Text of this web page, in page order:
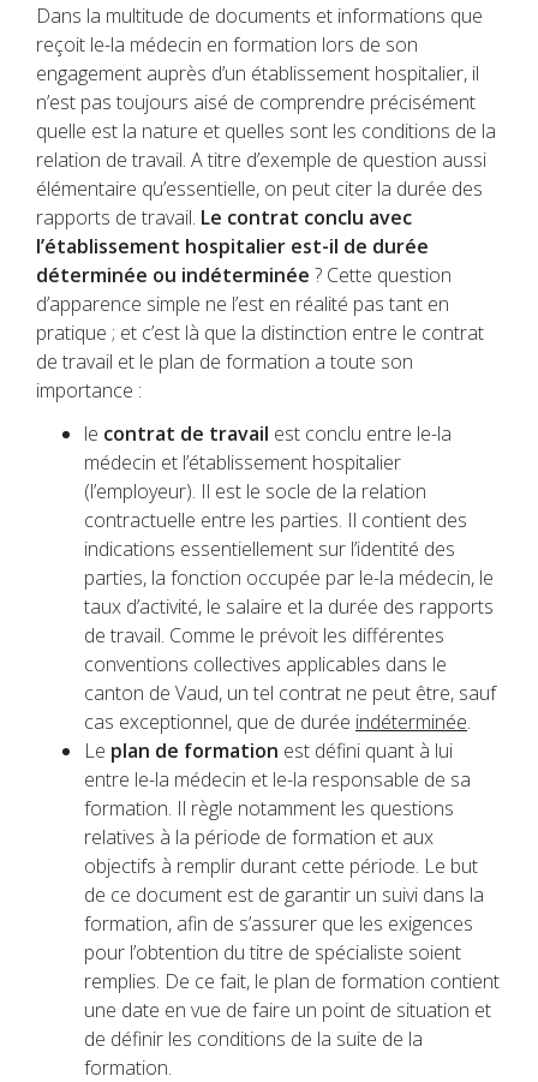
Dans la multitude de documents et informations que
reçoit le-la médecin en formation lors de son
engagement auprès d’un établissement hospitalier, il
n’est pas toujours aisé de comprendre précisément
quelle est la nature et quelles sont les conditions de la
relation de travail. A titre d’exemple de question aussi
élémentaire qu’essentielle, on peut citer la durée des
rapports de travail. Le contrat conclu avec
l’établissement hospitalier est-il de durée
déterminée ou indéterminée ? Cette question
d’apparence simple ne l’est en réalité pas tant en
pratique ; et c’est là que la distinction entre le contrat
de travail et le plan de formation a toute son
importance :
le contrat de travail est conclu entre le-la
médecin et l’établissement hospitalier
(l’employeur). Il est le socle de la relation
contractuelle entre les parties. Il contient des
indications essentiellement sur l’identité des
parties, la fonction occupée par le-la médecin, le
taux d’activité, le salaire et la durée des rapports
de travail. Comme le prévoit les différentes
conventions collectives applicables dans le
canton de Vaud, un tel contrat ne peut être, sauf
cas exceptionnel, que de durée indéterminée.
Le plan de formation est défini quant à lui
entre le-la médecin et le-la responsable de sa
formation. Il règle notamment les questions
relatives à la période de formation et aux
objectifs à remplir durant cette période. Le but
de ce document est de garantir un suivi dans la
formation, afin de s’assurer que les exigences
pour l’obtention du titre de spécialiste soient
remplies. De ce fait, le plan de formation contient
une date en vue de faire un point de situation et
de définir les conditions de la suite de la
formation.